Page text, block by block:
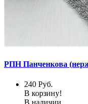
РПН Панченкова
240 Руб.
В корзину!
В наличии